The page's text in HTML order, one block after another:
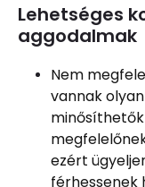
Lehetséges
aggodalmak
Nem
vannak
ezért
férhessenek